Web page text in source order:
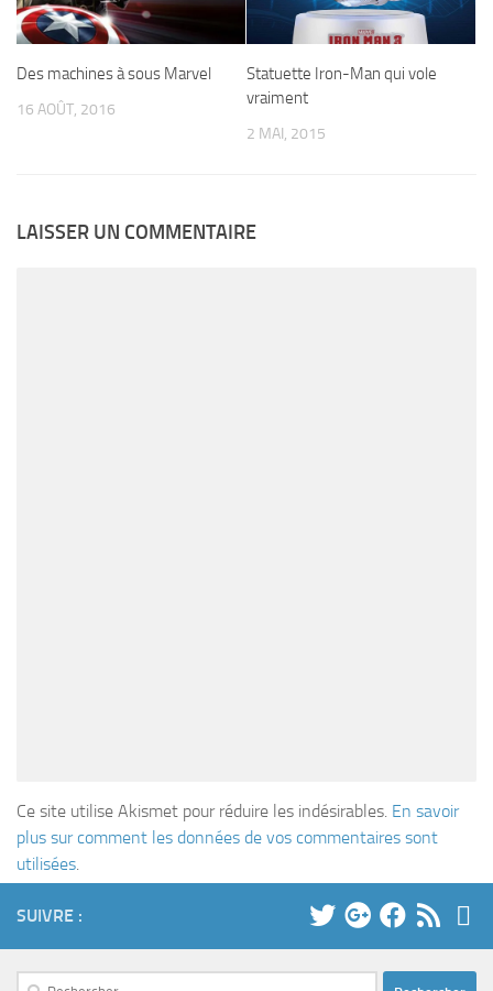
Des machines à sous Marvel
16 AOÛT, 2016
Statuette Iron-Man qui vole
vraiment
2 MAI, 2015
LAISSER UN COMMENTAIRE
Ce site utilise Akismet pour réduire les indésirables. En savoir
plus sur comment les données de vos commentaires sont
utilisées.
SUIVRE :
Rechercher :